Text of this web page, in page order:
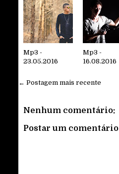
Mp3 -
23.05.2016
Mp3 -
16.08.2016
← Postagem mais recente
Nenhum comentário:
Postar um comentário